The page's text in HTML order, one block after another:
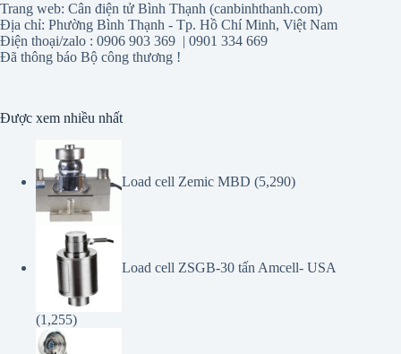
Trang web: Cân điện tử Bình Thạnh (canbinhthanh.com)
Địa chỉ: Phường Bình Thạnh - Tp. Hồ Chí Minh, Việt Nam
Điện thoại/zalo : 0906 903 369 | 0901 334 669
Đã thông báo Bộ công thương !
Được xem nhiều nhất
Load cell Zemic MBD (5,290)
Load cell ZSGB-30 tấn Amcell- USA
(1,255)